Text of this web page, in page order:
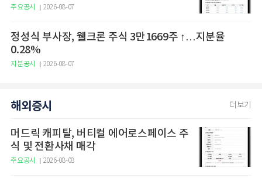
주요공시 2026-08-07
정성식 부사장, 웰크론 주식 3만1669주 ↑…지분율
0.28%
지분공시 2026-08-07
해외증시 더보기
머드릭 캐피탈, 버티컬 에어로스페이스 주
식 및 전환사채 매각
주요공시 2026-08-08